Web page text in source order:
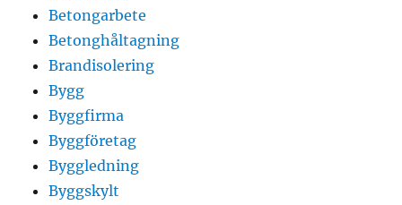
Betongarbete
Betonghåltagning
Brandisolering
Bygg
Byggfirma
Byggföretag
Byggledning
Byggskylt